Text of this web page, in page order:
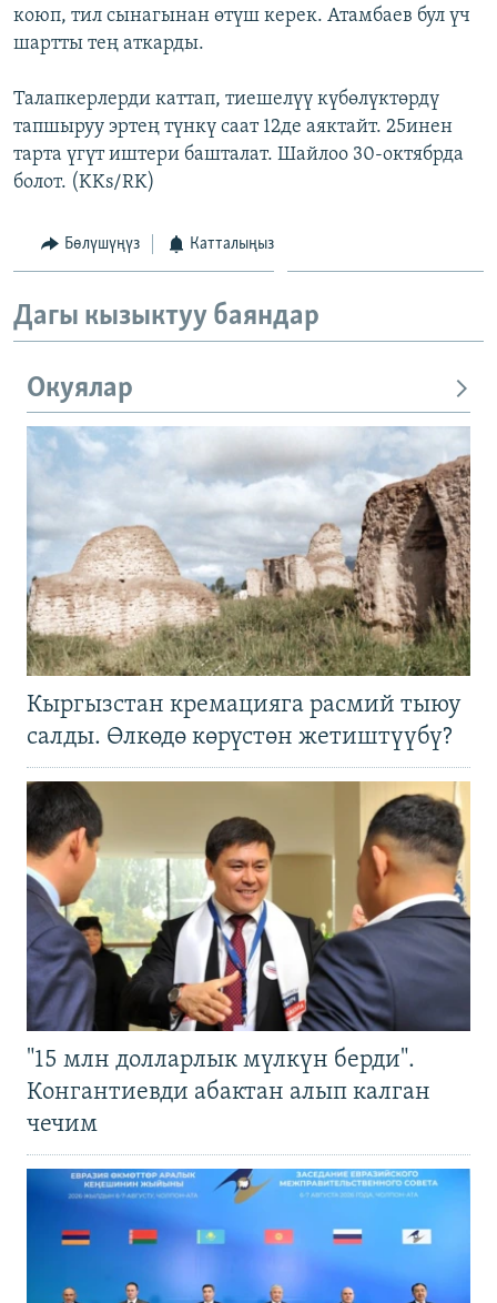
коюп, тил сынагынан өтүш керек. Атамбаев бул үч
шартты тең аткарды.
Талапкерлерди каттап, тиешелүү күбөлүктөрдү
тапшыруу эртең түнкү саат 12де аяктайт. 25инен
тарта үгүт иштери башталат. Шайлоо 30-октябрда
болот. (KKs/RK)
Бөлүшүңүз Катталыңыз
Дагы кызыктуу баяндар
Окуялар
Кыргызстан кремацияга расмий тыюу
салды. Өлкөдө көрүстөн жетиштүүбү?
"15 млн долларлык мүлкүн берди".
Конгантиевди абактан алып калган
чечим